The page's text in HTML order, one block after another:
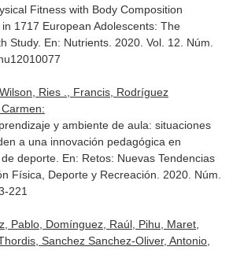
Fitness with Body Composition
1717 European Adolescents: The
Study. En: Nutrients. 2020. Vol. 12. Núm.
Ries ., Francis, Rodríguez
y ambiente de aula: situaciones
a una innovación pedagógica en
deporte. En: Retos: Nuevas Tendencias
Física, Deporte y Recreación . 2020. Núm.
221
Pablo, Domínguez, Raúl, Pihu, Maret,
Sanchez Sanchez-Oliver, Antonio,